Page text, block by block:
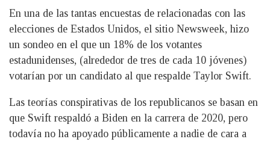
En una de las tantas encuestas de relacionadas con las
elecciones de Estados Unidos, el sitio Newsweek, hizo
un sondeo en el que un 18% de los votantes
estadunidenses, (alrededor de tres de cada 10 jóvenes)
votarían por un candidato al que respalde Taylor Swift.
Las teorías conspirativas de los republicanos se basan en
que Swift respaldó a Biden en la carrera de 2020, pero
todavía no ha apoyado públicamente a nadie de cara a